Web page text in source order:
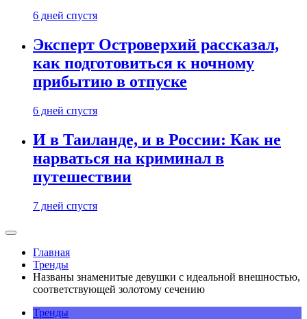
6 дней спустя
Эксперт Островерхий рассказал,
как подготовиться к ночному
прибытию в отпуске
6 дней спустя
И в Таиланде, и в России: Как не
нарваться на криминал в
путешествии
7 дней спустя
Главная
Тренды
Названы знаменитые девушки с идеальной внешностью,
соответствующей золотому сечению
Тренды